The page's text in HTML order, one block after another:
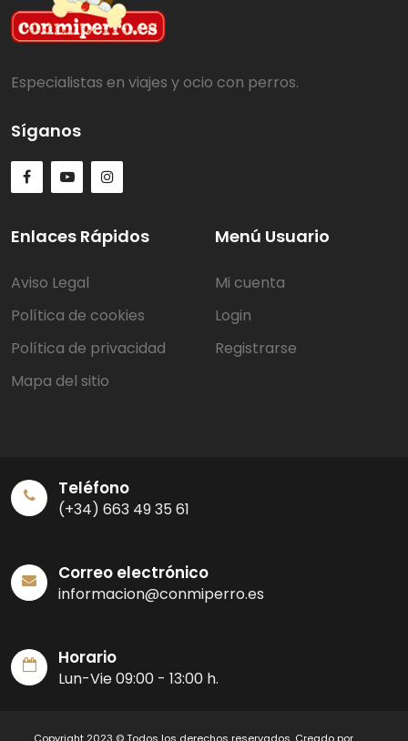
Especialistas en viajes y ocio con perros.
Síganos
Enlaces Rápidos
Aviso Legal
Política de cookies
Política de privacidad
Mapa del sitio
Menú Usuario
Mi cuenta
Login
Registrarse
Teléfono
(+34) 663 49 35 61
Correo electrónico
informacion@conmiperro.es
Horario
Lun-Vie 09:00 - 13:00 h.